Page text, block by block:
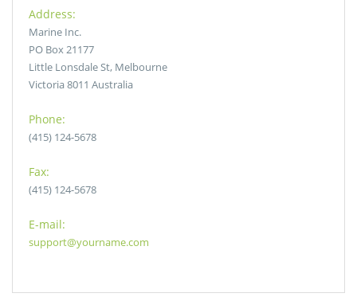
Address:
Marine Inc.
PO Box 21177
Little Lonsdale St, Melbourne
Victoria 8011 Australia
Phone:
(415) 124-5678
Fax:
(415) 124-5678
E-mail:
support@yourname.com